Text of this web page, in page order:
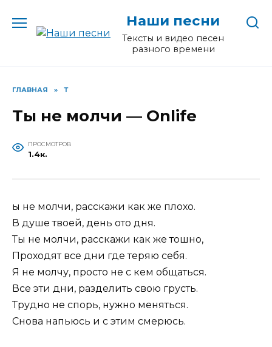
содержанию
Наши песни
Тексты и видео песен
разного времени
ГЛАВНАЯ » Т
Ты не молчи — Onlife
ПРОСМОТРОВ
1.4к.
ы не молчи, расскажи как же плохо.
В душе твоей, день ото дня.
Ты не молчи, расскажи как же тошно,
Проходят все дни где теряю себя.
Я не молчу, просто не с кем общаться.
Все эти дни, разделить свою грусть.
Трудно не спорь, нужно меняться.
Снова напьюсь и с этим смерюсь.